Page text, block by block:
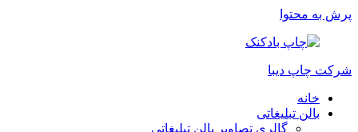
پرش به محتوا
شرکت چاپ دیبا
خانه
بالن تبلیغاتی
گالری تصاویر بالن تبلیغاتی